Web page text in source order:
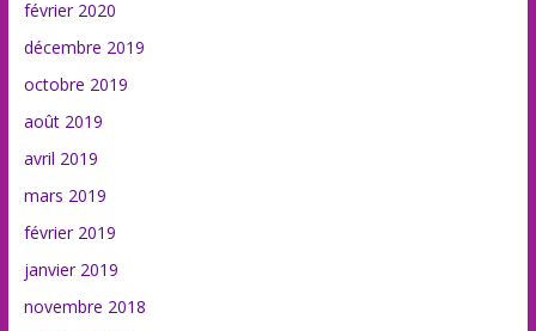
février 2020
décembre 2019
octobre 2019
août 2019
avril 2019
mars 2019
février 2019
janvier 2019
novembre 2018